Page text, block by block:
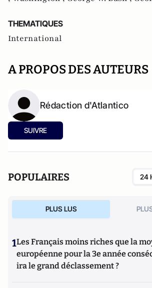
THEMATIQUES
International
A PROPOS DES AUTEURS
Rédaction d'Atlantico
SUIVRE
POPULAIRES 24
PLUS LUS
1Les Français moins riches que la
européenne pour la 3e année
ira le grand déclassement ?